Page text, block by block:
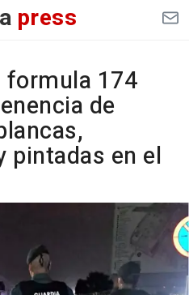
press
formula 174
de
pintadas en el